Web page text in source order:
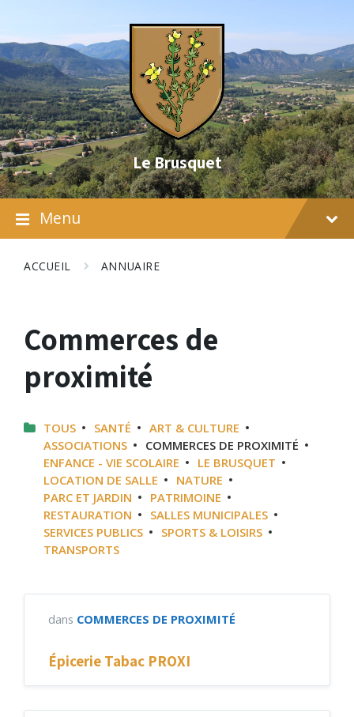
content
main
navigation
footer
Le Brusquet
Menu
ACCUEIL ANNUAIRE
Commerces de
proximité
TOUS SANTÉ
ART & CULTURE
ASSOCIATIONS
COMMERCES DE PROXIMITÉ
ENFANCE - VIE SCOLAIRE
LE BRUSQUET
LOCATION DE SALLE
NATURE
PARC ET JARDIN
PATRIMOINE
RESTAURATION
SALLES MUNICIPALES
SERVICES PUBLICS
SPORTS & LOISIRS
TRANSPORTS
dans COMMERCES DE PROXIMITÉ
Épicerie Tabac PROXI